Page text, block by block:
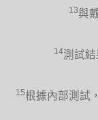
13與
14測試
15根據內部測試